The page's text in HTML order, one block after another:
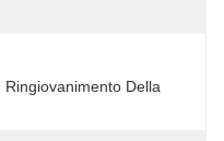
Della